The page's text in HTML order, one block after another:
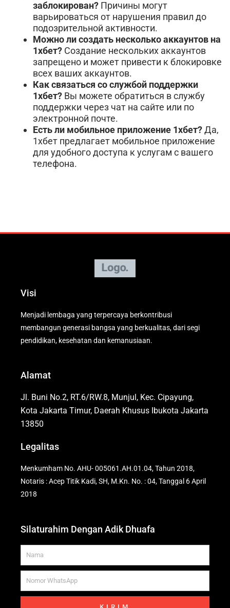
заблокирован? Причины могут
варьироваться от нарушения правил до
подозрительной активности.
Можно ли создать несколько аккаунтов на
1хбет? Создание нескольких аккаунтов
запрещено и может привести к блокировке
всех ваших аккаунтов.
Как связаться со службой поддержки
1хбет? Вы можете обратиться в службу
поддержки через чат на сайте или по
электронной почте.
Есть ли мобильное приложение 1хбет?Да,
1хбет предлагает мобильное приложение
для удобного доступа к услугам с вашего
телефона.
Visi
Menjadi lembaga yang terpercaya berkontribusi
membangun generasi bangsa yang berkualitas, dari segi
pendidikan, kesehatan dan kemanusiaan.
Alamat
Jl. Buni No.2, RT.6/RW.8, Munjul, Kec. Cipayung,
Kota Jakarta Timur, Daerah Khusus Ibukota Jakarta
13850
Legalitas
Menkumham No. AHU- 005061.AH.01.04, Tahun 2018,
Notaris : Acep Titik Kadi, SH, M.Kn. No. : 04, Tanggal 6 April
2018
Silaturahim Dengan Adik Dhuafa